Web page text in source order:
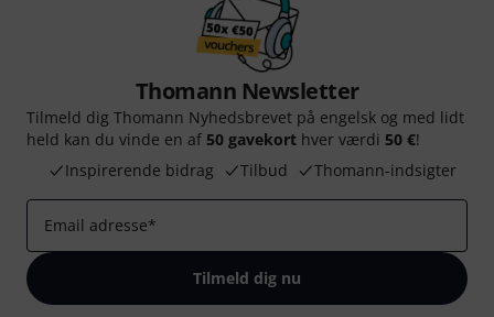
Thomann Newsletter
Tilmeld dig Thomann Nyhedsbrevet på engelsk og med lidt
held kan du vinde en af 50 gavekort hver værdi 50 €!
Inspirerende bidrag
Tilbud Thomann-indsigter
Email adresse*
Tilmeld dig nu